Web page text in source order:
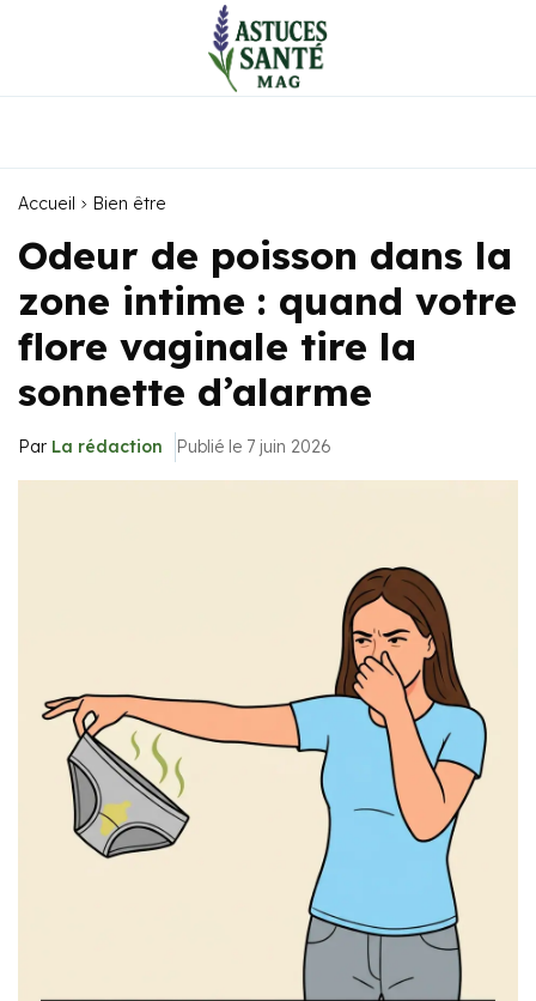
Accueil Bien être
Odeur de poisson dans la
zone intime : quand votre
flore vaginale tire la
sonnette d’alarme
Par La rédaction Publié le 7 juin 2026